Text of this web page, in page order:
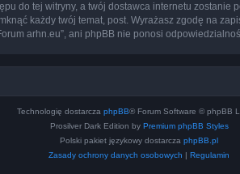
do tej witryny, a twój dostawca internetu
każdy twój temat, post. Wyrażasz zgodę na
arhn.eu”, ani phpBB nie ponosi
Technologię dostarcza phpBB® Forum Software © phpBB
Prosilver Dark Edition by Premium phpBB Styles
Polski pakiet językowy dostarcza phpBB.pl
Zasady ochrony danych osobowych | Regulamin